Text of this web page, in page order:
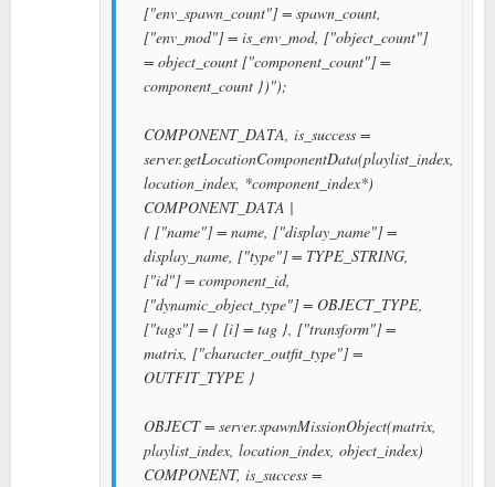
["env_spawn_count"] = spawn_count,
["env_mod"] = is_env_mod, ["object_count"]
= object_count ["component_count"] =
component_count })");
COMPONENT_DATA, is_success =
server.getLocationComponentData(playlist_index,
location_index, *component_index*)
COMPONENT_DATA |
{ ["name"] = name, ["display_name"] =
display_name, ["type"] = TYPE_STRING,
["id"] = component_id,
["dynamic_object_type"] = OBJECT_TYPE,
["tags"] = { [i] = tag }, ["transform"] =
matrix, ["character_outfit_type"] =
OUTFIT_TYPE }
OBJECT = server.spawnMissionObject(matrix,
playlist_index, location_index, object_index)
COMPONENT, is_success =